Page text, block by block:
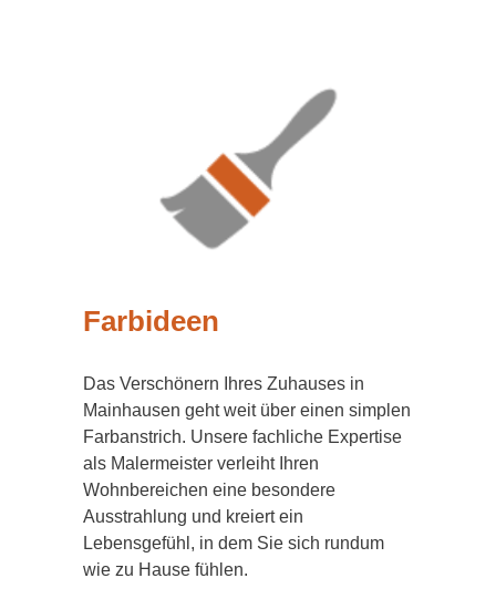
Farbideen
Das Verschönern Ihres Zuhauses in
Mainhausen geht weit über einen simplen
Farbanstrich. Unsere fachliche Expertise
als Malermeister verleiht Ihren
Wohnbereichen eine besondere
Ausstrahlung und kreiert ein
Lebensgefühl, in dem Sie sich rundum
wie zu Hause fühlen.